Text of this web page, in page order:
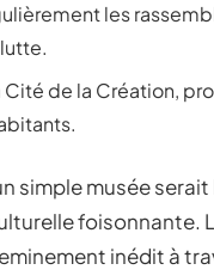
les
de la Création,
simple musée
foisonnante.
inédit à